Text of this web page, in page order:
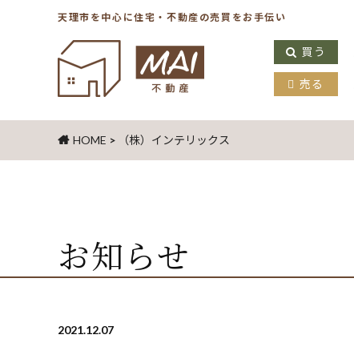
天理市を中心に住宅・不動産の売買をお手伝い
買う
売る
HOME > （株）インテリックス
お知らせ
2021.12.07